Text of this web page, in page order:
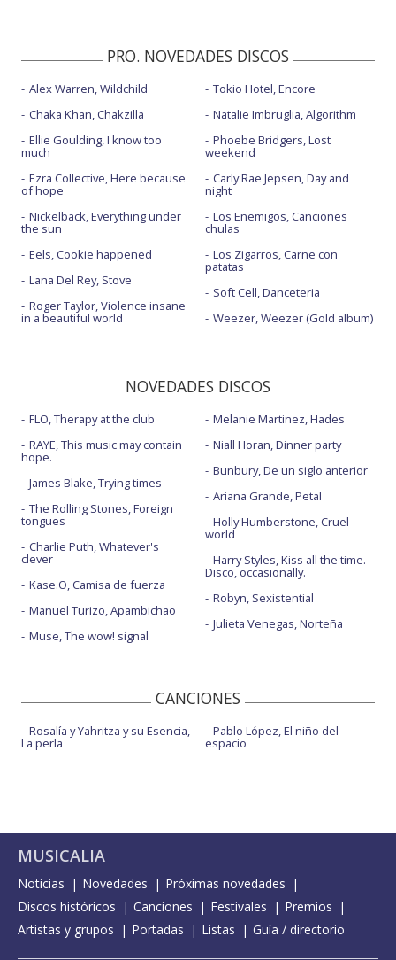
PRO. NOVEDADES DISCOS
Alex Warren, Wildchild
Chaka Khan, Chakzilla
Ellie Goulding, I know too
much
Ezra Collective, Here because
of hope
Nickelback, Everything under
the sun
Eels, Cookie happened
Lana Del Rey, Stove
Roger Taylor, Violence insane
in a beautiful world
Tokio Hotel, Encore
Natalie Imbruglia, Algorithm
Phoebe Bridgers, Lost
weekend
Carly Rae Jepsen, Day and
night
Los Enemigos, Canciones
chulas
Los Zigarros, Carne con
patatas
Soft Cell, Danceteria
Weezer, Weezer (Gold album)
NOVEDADES DISCOS
FLO, Therapy at the club
RAYE, This music may contain
hope.
James Blake, Trying times
The Rolling Stones, Foreign
tongues
Charlie Puth, Whatever's
clever
Kase.O, Camisa de fuerza
Manuel Turizo, Apambichao
Muse, The wow! signal
Melanie Martinez, Hades
Niall Horan, Dinner party
Bunbury, De un siglo anterior
Ariana Grande, Petal
Holly Humberstone, Cruel
world
Harry Styles, Kiss all the time.
Disco, occasionally.
Robyn, Sexistential
Julieta Venegas, Norteña
CANCIONES
Rosalía y Yahritza y su Esencia,
La perla
Pablo López, El niño del
espacio
MUSICALIA
Noticias Novedades
Próximas novedades
Discos históricos
Canciones Festivales
Premios
Artistas y grupos
Portadas Listas Guía / directorio